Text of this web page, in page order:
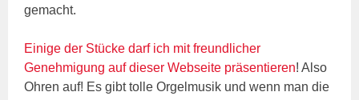
gemacht.
Einige der Stücke darf ich mit freundlicher
Genehmigung auf dieser Webseite präsentieren! Also
Ohren auf! Es gibt tolle Orgelmusik und wenn man die